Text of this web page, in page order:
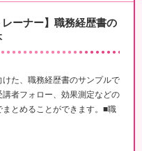
レーナー】職務経歴書の
た、職務経歴書のサンプルで
者フォロー、効果測定などの
とめることができます。■職